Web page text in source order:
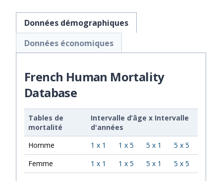
Données démographiques
Données économiques
French Human Mortality
Database
Tables de
mortalité
Intervalle d’âge x Intervalle
d'années
Homme
1 x 1 1 x 5 5 x 1
5 x 5
Femme
1 x 1 1 x 5 5 x 1 5 x 5